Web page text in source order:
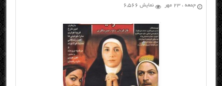
جمعه ، ۲۳ مهر نمایش 6,566